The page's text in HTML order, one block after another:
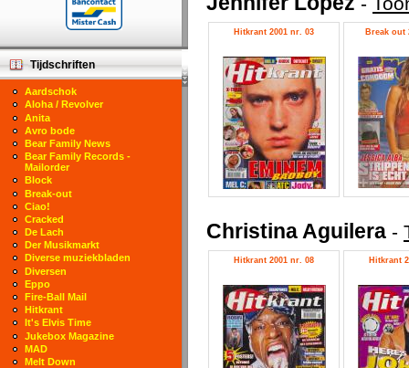
Hitkrant 2001 nr. 03 Break out
Christina Aguilera -
Hitkrant 2001 nr. 08 Hitkrant
Tijdschriften
Aardschok
Aloha / Revolver
Anita
Avro bode
Bear Family News
Bear Family Records -
Mailorder
Block
Break-out
Ciao!
Cracked
De Lach
Der Musikmarkt
Diverse muziekbladen
Diversen
Eppo
Fire-Ball Mail
Hitkrant
It's Elvis Time
Jukebox Magazine
MAD
Melt Down